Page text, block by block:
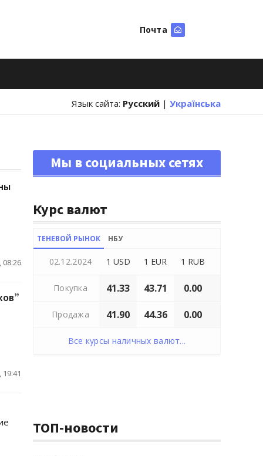
Почта
Язык сайта: Русский | Українська
08:26
Мы в социальных сетях
Курс валют
ТЕНЕВОЙ РЫНОК НБУ
02.12.2024 1 USD 1 EUR 1 RUB
Покупка 41.33 43.71 0.00
Продажа 41.90 44.36 0.00
Все курсы наличных валют...
ТОП-новости